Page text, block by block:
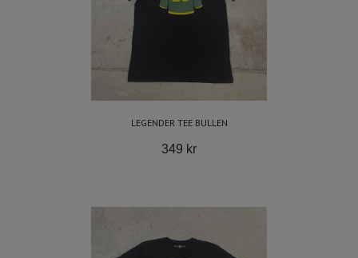
LEGENDER TEE BULLEN
349 kr